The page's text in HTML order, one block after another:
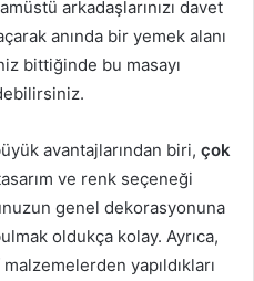
arkadaşlarınızı davet
anında bir yemek alanı
bittiğinde bu masayı
avantajlarından biri, çok
ve renk seçeneği
genel dekorasyonuna
oldukça kolay. Ayrıca,
yapıldıkları